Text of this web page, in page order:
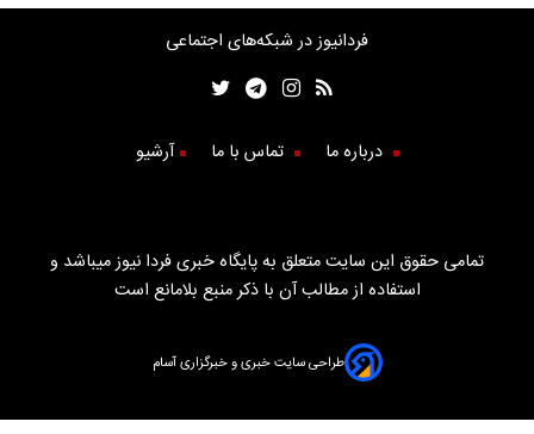
فردانیوز در شبکه‌های اجتماعی
درباره ما تماس با ما آرشیو
تمامی حقوق این سایت متعلق به پایگاه خبری فردا نیوز میباشد و
استفاده از مطالب آن با ذکر منبع بلامانع است
طراحی سایت خبری و خبرگزاری آسام